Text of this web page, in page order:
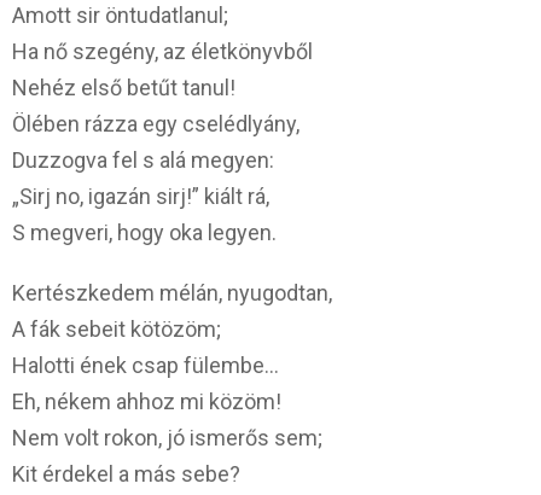
Amott sir öntudatlanul;
Ha nő szegény, az életkönyvből
Nehéz első betűt tanul!
Ölében rázza egy cselédlyány,
Duzzogva fel s alá megyen:
„Sirj no, igazán sirj!” kiált rá,
S megveri, hogy oka legyen.
Kertészkedem mélán, nyugodtan,
A fák sebeit kötözöm;
Halotti ének csap fülembe…
Eh, nékem ahhoz mi közöm!
Nem volt rokon, jó ismerős sem;
Kit érdekel a más sebe?